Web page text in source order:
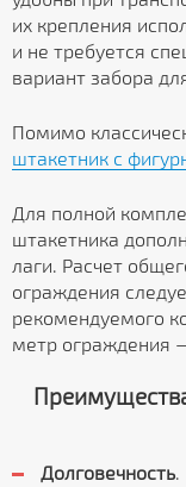
их крепления
и не требуется
вариант забора
Помимо
штакетник с
Для полной
штакетника
лаги. Расчет
ограждения
рекомендуемого
метр ограждения
Долговечность.